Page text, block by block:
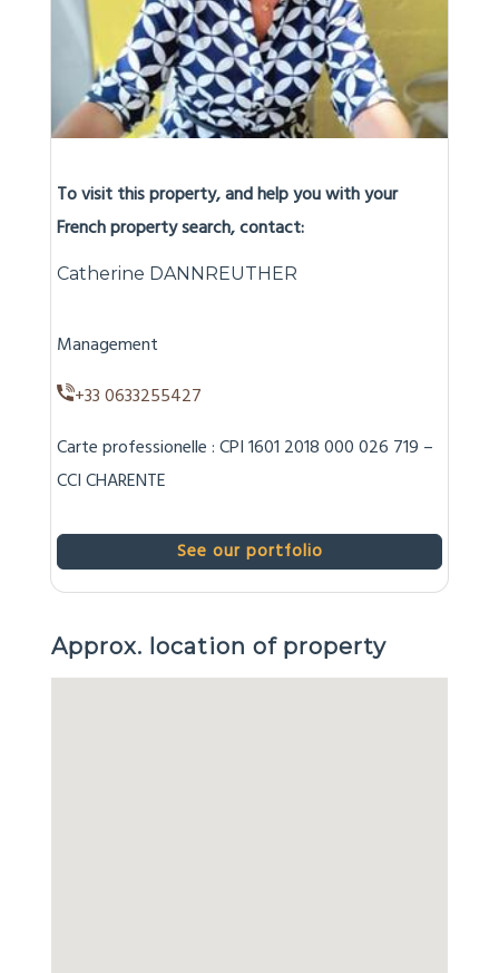
To visit this property, and help you with your
French property search, contact:
Catherine DANNREUTHER
Management
+33 0633255427
Carte professionelle : CPI 1601 2018 000 026 719 –
CCI CHARENTE
See our portfolio
Approx. location of property